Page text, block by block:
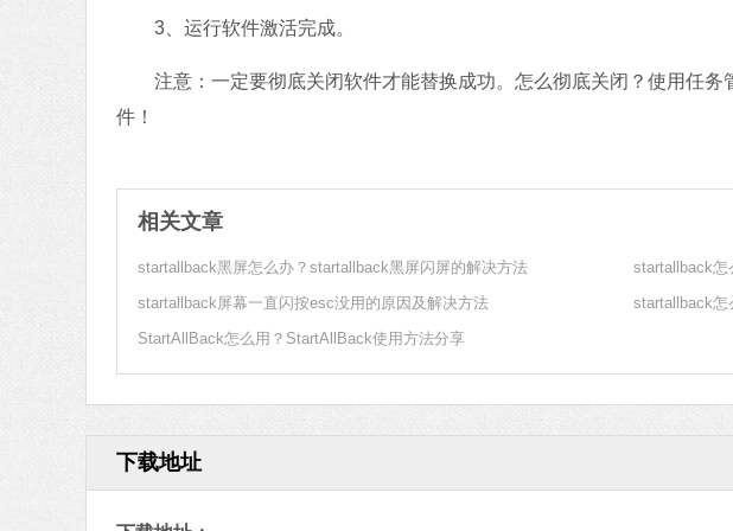
3、运行软件激活完成。
注意：一定要彻底关闭软件才能替换成功。怎么彻底关闭？使用任务
件！
相关文章
startallback黑屏怎么办？startallback黑屏闪屏的解决方法
startallback怎
startallback屏幕一直闪按esc没用的原因及解决方法
startallback怎
StartAllBack怎么用？StartAllBack使用方法分享
下载地址